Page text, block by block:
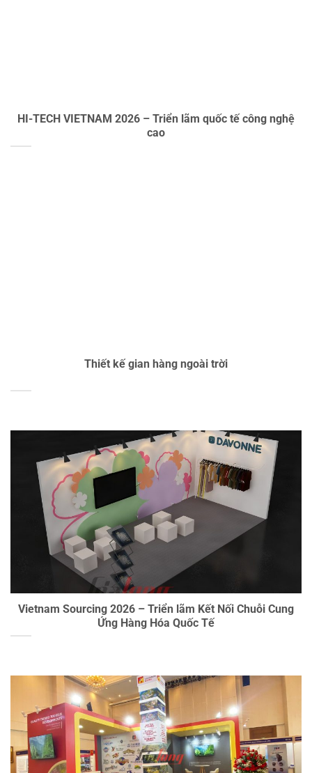
HI-TECH VIETNAM 2026 – Triển lãm quốc tế công nghệ
cao
Thiết kế gian hàng ngoài trời
Vietnam Sourcing 2026 – Triển lãm Kết Nối Chuỗi Cung
Ứng Hàng Hóa Quốc Tế